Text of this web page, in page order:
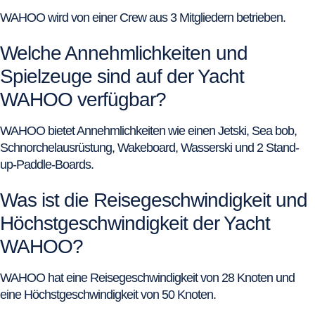
WAHOO wird von einer Crew aus 3 Mitgliedern betrieben.
Welche Annehmlichkeiten und
Spielzeuge sind auf der Yacht
WAHOO verfügbar?
WAHOO bietet Annehmlichkeiten wie einen Jetski, Sea bob,
Schnorchelausrüstung, Wakeboard, Wasserski und 2 Stand-
up-Paddle-Boards.
Was ist die Reisegeschwindigkeit und
Höchstgeschwindigkeit der Yacht
WAHOO?
WAHOO hat eine Reisegeschwindigkeit von 28 Knoten und
eine Höchstgeschwindigkeit von 50 Knoten.